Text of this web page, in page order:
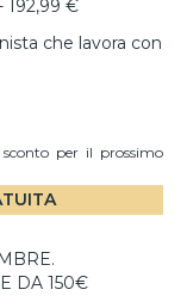
192,99 €
che lavora con
per il prossimo
DA 150€